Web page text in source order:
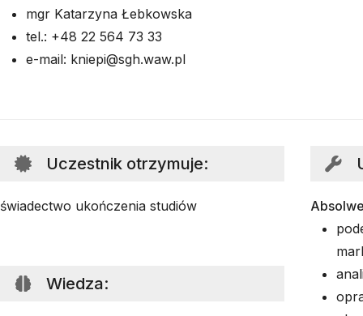
mgr Katarzyna Łebkowska
tel.: +48 22 564 73 33
e-mail: kniepi@sgh.waw.pl
Uczestnik otrzymuje:
świadectwo ukończenia studiów
Wiedza: